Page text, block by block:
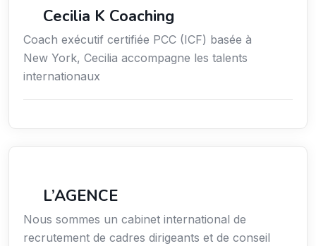
Cecilia K Coaching
Coach exécutif certifiée PCC (ICF) basée à
New York, Cecilia accompagne les talents
internationaux
L’AGENCE
Nous sommes un cabinet international de
recrutement de cadres dirigeants et de conseil